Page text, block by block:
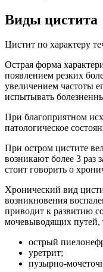
Виды цистита
Цистит по характеру
Острая форма
появлением резких
увеличением частоты
испытывать
При благоприятном
патологическое
При остром цистите
возникают более 3 раз
стоит говорить о
Хронический вид
возникновения
приводит к развитию
мочевыводящих путей,
острый
уретрит;
пузырно-